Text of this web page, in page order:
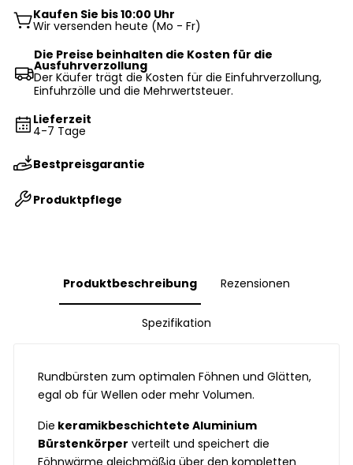
Kaufen Sie bis 10:00 Uhr
Wir versenden heute (Mo - Fr)
Die Preise beinhalten die Kosten für die
Ausfuhrverzollung
Der Käufer trägt die Kosten für die Einfuhrverzollung,
Einfuhrzölle und die Mehrwertsteuer.
Lieferzeit
4-7 Tage
Bestpreisgarantie
Produktpflege
Produktbeschreibung Rezensionen
Spezifikation
Rundbürsten zum optimalen Föhnen und Glätten,
egal ob für Wellen oder mehr Volumen.
Die keramikbeschichtete Aluminium
Bürstenkörper verteilt und speichert die